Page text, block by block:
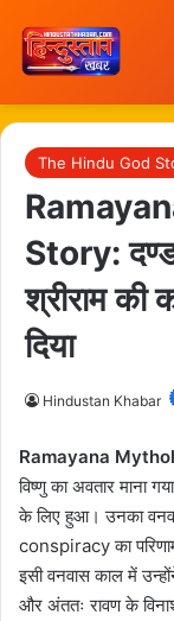
The Hindu God
Story:
श्रीराम
दिया
Hindustan Khabar
Ramayana
विष्णु का अवतार माना
के लिए हुआ। उनका
conspiracy का
इसी वनवास काल में
और अंततः रावण के